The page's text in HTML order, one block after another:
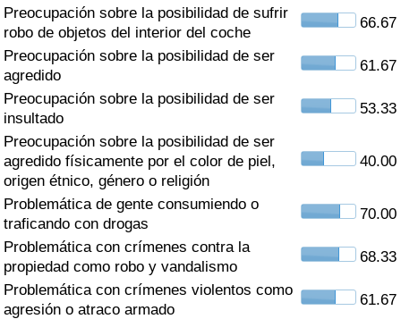
Preocupación sobre la posibilidad de sufrir
robo de objetos del interior del coche
66.67
Preocupación sobre la posibilidad de ser
agredido
61.67
Preocupación sobre la posibilidad de ser
insultado
53.33
Preocupación sobre la posibilidad de ser
agredido físicamente por el color de piel,
origen étnico, género o religión
40.00
Problemática de gente consumiendo o
traficando con drogas
70.00
Problemática con crímenes contra la
propiedad como robo y vandalismo
68.33
Problemática con crímenes violentos como
agresión o atraco armado
61.67
Índice de Sanidad
Índice de Sanidad por País
Contaminación
Índice de Contaminación (Actual)
Índice de contaminación
Índice de Contaminación por País
Tráfico